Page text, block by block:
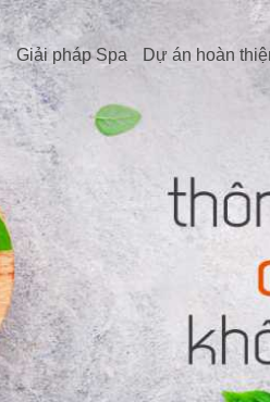
Giải pháp Spa Dự án hoàn